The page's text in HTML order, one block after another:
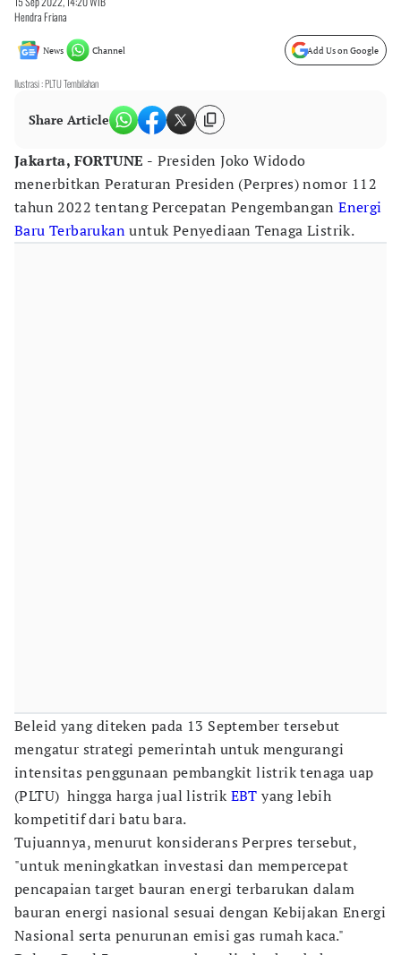
Hendra Friana
News Channel Add Us on Google
Ilustrasi : PLTU Tembilahan
Share Article
Jakarta, FORTUNE - Presiden Joko Widodo
menerbitkan Peraturan Presiden (Perpres) nomor 112
tahun 2022 tentang Percepatan PengembanganEnergi
Baru Terbarukanuntuk Penyediaan Tenaga Listrik.
Beleid yang diteken pada 13 September tersebut
mengatur strategi pemerintah untuk mengurangi
intensitas penggunaan pembangkit listrik tenaga uap
(PLTU) hingga harga jual listrikEBT yang lebih
kompetitif dari batu bara.
Tujuannya, menurut konsiderans Perpres tersebut,
"untuk meningkatkan investasi dan mempercepat
pencapaian target bauran energi terbarukan dalam
bauran energi nasional sesuai dengan Kebijakan Energi
Nasional serta penurunan emisi gas rumah kaca."